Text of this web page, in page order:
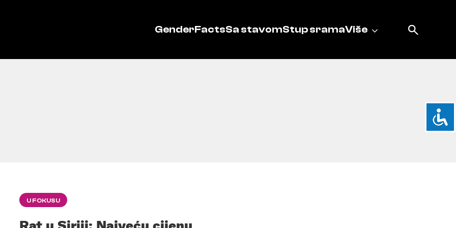
GenderFactsSa stavomStup sramaViše
U FOKUSU